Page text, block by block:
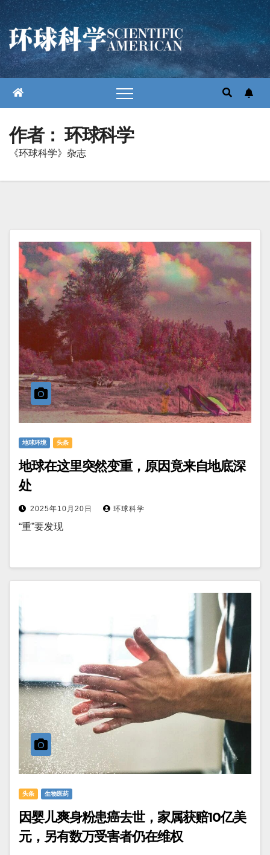
跳
至
内
容
作者：环球科学
《环球科学》杂志
地球环境 头条
地球在这里突然变重，原因竟来自地底深
处
2025年10月20日 环球科学
“重”要发现
头条 生物医药
因婴儿爽身粉患癌去世，家属获赔10亿美
元，另有数万受害者仍在维权